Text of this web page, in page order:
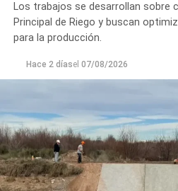
Los trabajos se desarrollan sobre
Principal de Riego y buscan
para la producción.
Hace 2 díasel 07/08/2026